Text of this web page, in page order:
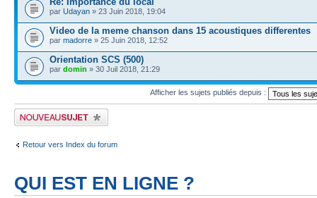
par Udayan » 23 Juin 2018, 19:04
Video de la meme chanson dans 15 acoustiques differentes
par madorre » 25 Juin 2018, 12:52
Orientation SCS (500)
par domin » 30 Juil 2018, 21:29
Afficher les sujets publiés depuis :
Publier un nouveau sujet
Retour vers Index du forum
QUI EST EN LIGNE ?